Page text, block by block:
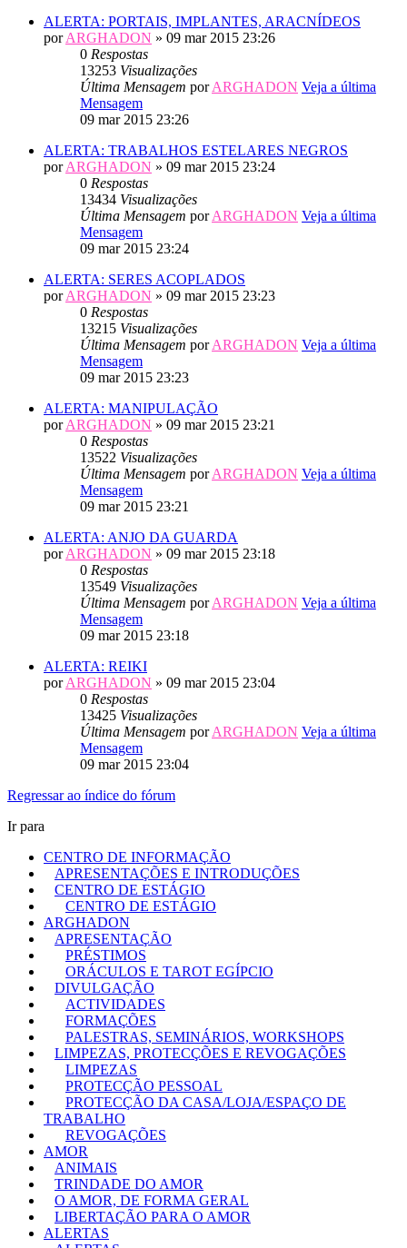
ALERTA: PORTAIS, IMPLANTES, ARACNÍDEOS
porARGHADON » 09 mar 2015 23:26
0 Respostas
13253 Visualizações
Última Mensagem porARGHADON Veja a última
Mensagem
09 mar 2015 23:26
ALERTA: TRABALHOS ESTELARES NEGROS
porARGHADON » 09 mar 2015 23:24
0 Respostas
13434 Visualizações
Última Mensagem porARGHADON Veja a última
Mensagem
09 mar 2015 23:24
ALERTA: SERES ACOPLADOS
porARGHADON » 09 mar 2015 23:23
0 Respostas
13215 Visualizações
Última Mensagem porARGHADON Veja a última
Mensagem
09 mar 2015 23:23
ALERTA: MANIPULAÇÃO
porARGHADON » 09 mar 2015 23:21
0 Respostas
13522 Visualizações
Última Mensagem porARGHADON Veja a última
Mensagem
09 mar 2015 23:21
ALERTA: ANJO DA GUARDA
porARGHADON » 09 mar 2015 23:18
0 Respostas
13549 Visualizações
Última Mensagem porARGHADON Veja a última
Mensagem
09 mar 2015 23:18
ALERTA: REIKI
porARGHADON » 09 mar 2015 23:04
0 Respostas
13425 Visualizações
Última Mensagem porARGHADON Veja a última
Mensagem
09 mar 2015 23:04
Regressar ao índice do fórum
Ir para
CENTRO DE INFORMAÇÃO
APRESENTAÇÕES E INTRODUÇÕES
CENTRO DE ESTÁGIO
CENTRO DE ESTÁGIO
ARGHADON
APRESENTAÇÃO
PRÉSTIMOS
ORÁCULOS E TAROT EGÍPCIO
DIVULGAÇÃO
ACTIVIDADES
FORMAÇÕES
PALESTRAS, SEMINÁRIOS, WORKSHOPS
LIMPEZAS, PROTECÇÕES E REVOGAÇÕES
LIMPEZAS
PROTECÇÃO PESSOAL
PROTECÇÃO DA CASA/LOJA/ESPAÇO DE
TRABALHO
REVOGAÇÕES
AMOR
ANIMAIS
TRINDADE DO AMOR
O AMOR, DE FORMA GERAL
LIBERTAÇÃO PARA O AMOR
ALERTAS